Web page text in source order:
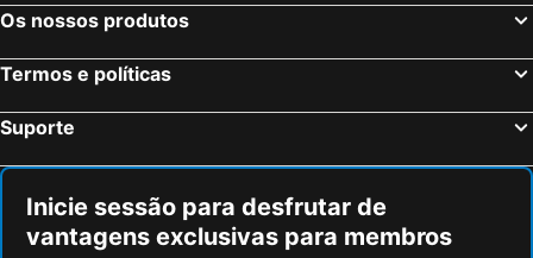
Os nossos produtos
Termos e políticas
Suporte
Inicie sessão para desfrutar de
vantagens exclusivas para membros